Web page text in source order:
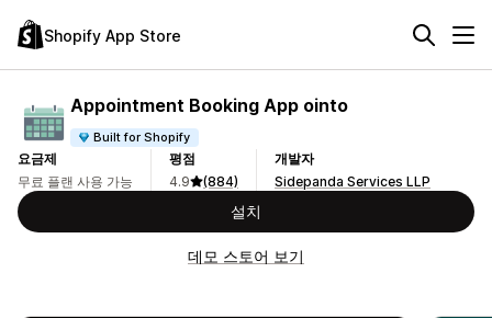
Shopify App Store
Appointment Booking App ointo
Built for Shopify
요금제
무료 플랜 사용 가능
평점
4.9
(884)
개발자
Sidepanda Services LLP
설치
데모 스토어 보기